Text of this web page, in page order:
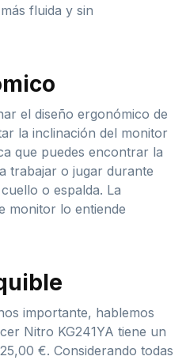
fluida y sin
el diseño ergonómico de
la inclinación del monitor
que puedes encontrar la
trabajar o jugar durante
o espalda. La
monitor lo entiende
importante, hablemos
Nitro KG241YA tiene un
€. Considerando todas